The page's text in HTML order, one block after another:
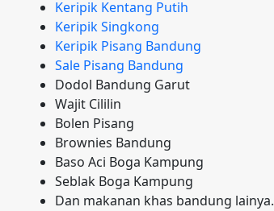
Keripik Kentang Putih
Keripik Singkong
Keripik Pisang Bandung
Sale Pisang Bandung
Dodol Bandung Garut
Wajit Cililin
Bolen Pisang
Brownies Bandung
Baso Aci Boga Kampung
Seblak Boga Kampung
Dan makanan khas bandung lainya.